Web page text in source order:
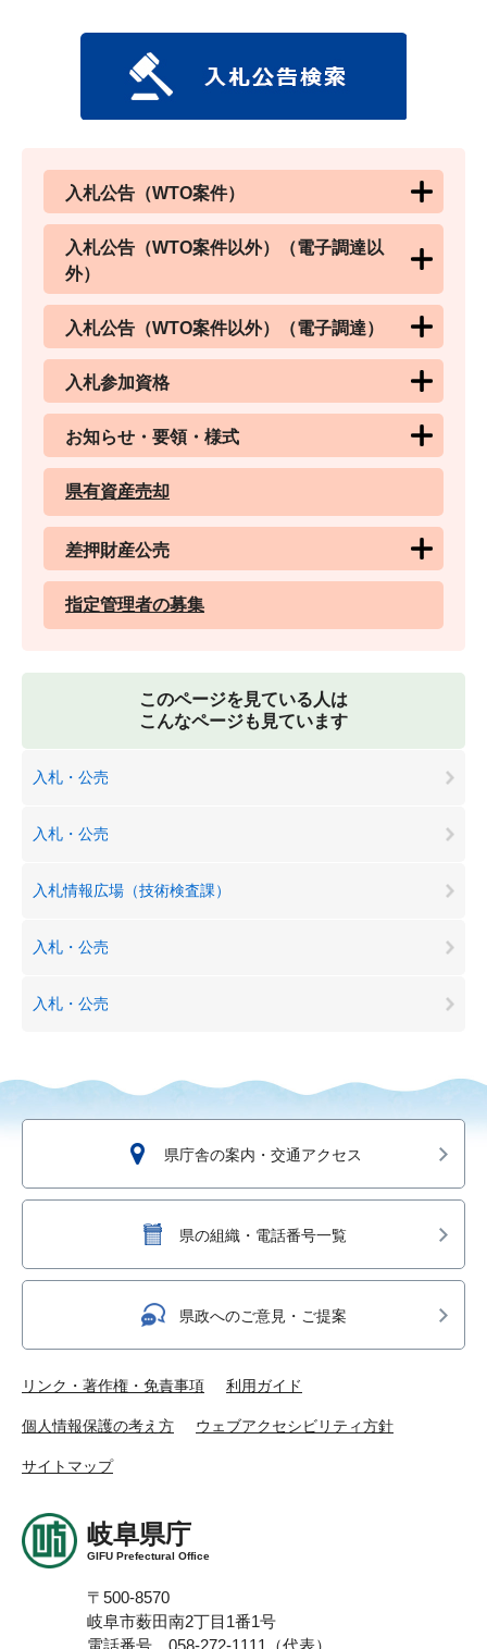
入札公告（WTO案件）
入札公告（WTO案件以外）（電子調達以
外）
入札公告（WTO案件以外）（電子調達）
入札参加資格
お知らせ・要領・様式
県有資産売却
差押財産公売
指定管理者の募集
このページを見ている人は
こんなページも見ています
入札・公売
入札・公売
入札情報広場（技術検査課）
入札・公売
入札・公売
県庁舎の案内・交通アクセス
県の組織・電話番号一覧
県政へのご意見・ご提案
リンク・著作権・免責事項 利用ガイド
個人情報保護の考え方 ウェブアクセシビリティ方針
サイトマップ
岐阜県庁
GIFU Prefectural Office
〒500-8570
岐阜市薮田南2丁目1番1号
電話番号 058-272-1111（代表）